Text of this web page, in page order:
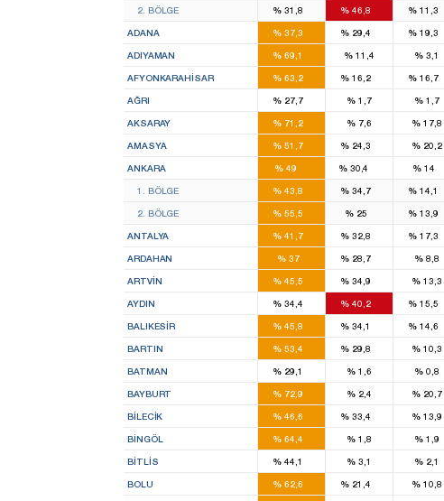
2. BÖLGE % 31,8 % 46,8 % 11,3
ADANA % 37,3 % 29,4 % 19,3
ADIYAMAN % 69,1 % 11,4 % 3,1
AFYONKARAHISAR % 63,2 % 16,2 % 16,7
AĞRI % 27,7 % 1,7 % 1,7
AKSARAY % 71,2 % 7,6 % 17,8
AMASYA % 51,7 % 24,3 % 20,2
ANKARA % 49
16
%30,4 %14
4
1. BÖLGE % 43,8 % 34,7 % 14,1
2. BÖLGE % 55,5 %25 % 13,9
ANTALYA % 41,7 % 32,8 % 17,3
ARDAHAN %37 % 28,7 % 8,8
ARTVIN % 45,5 % 34,9 % 13,3
AYDIN % 34,4 % 40,2 % 15,5
1
BALIKESIR % 45,8 % 34,1 % 14,6
BARTIN % 53,4 % 29,8 % 10,3
BATMAN % 29,1 % 1,6 % 0,8
BAYBURT % 72,9 % 2,4 % 20,7
BILECIK % 46,6 % 33,4 % 13,9
BINGÖL % 64,4 % 1,8 % 1,9
BITLIS % 44,1 % 3,1 % 2,1
BOLU % 62,6 % 21,4 % 10,8